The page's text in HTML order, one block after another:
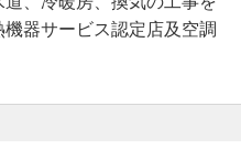
器サービス認定店及空調